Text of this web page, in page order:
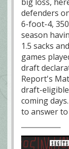
defenders
6-foot-4,
season
1.5 sacks
games
draft
Report's
draft-
coming
to answer